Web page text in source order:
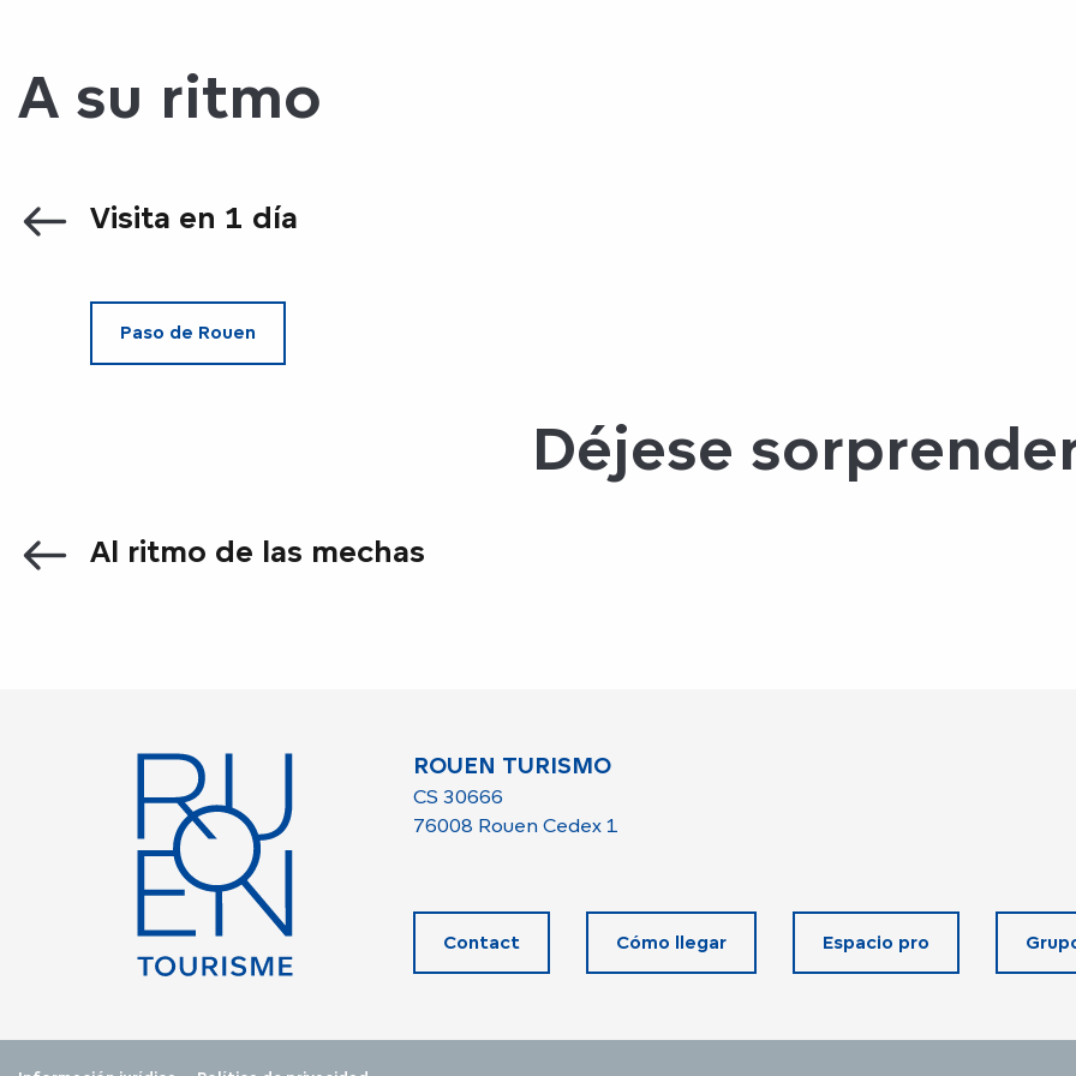
A su ritmo
Visita en 1 día
Paso de Rouen
Déjese
Al ritmo de las mechas
ROUEN TURISMO
CS 30666
76008 Rouen Cedex 1
Contact Cómo llegar Espacio pro